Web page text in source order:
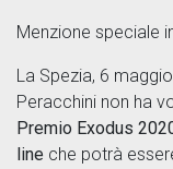
Menzione speciale
La Spezia, 6
Peracchini non ha
Premio Exodus
line che potrà